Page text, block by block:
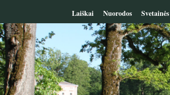
Laiškai Nuorodos